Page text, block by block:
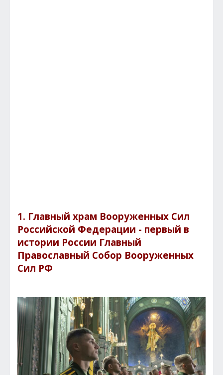
1. Главный храм Вооруженных Сил
Российской Федерации - первый в
истории России Главный
Православный Собор Вооруженных
Сил РФ